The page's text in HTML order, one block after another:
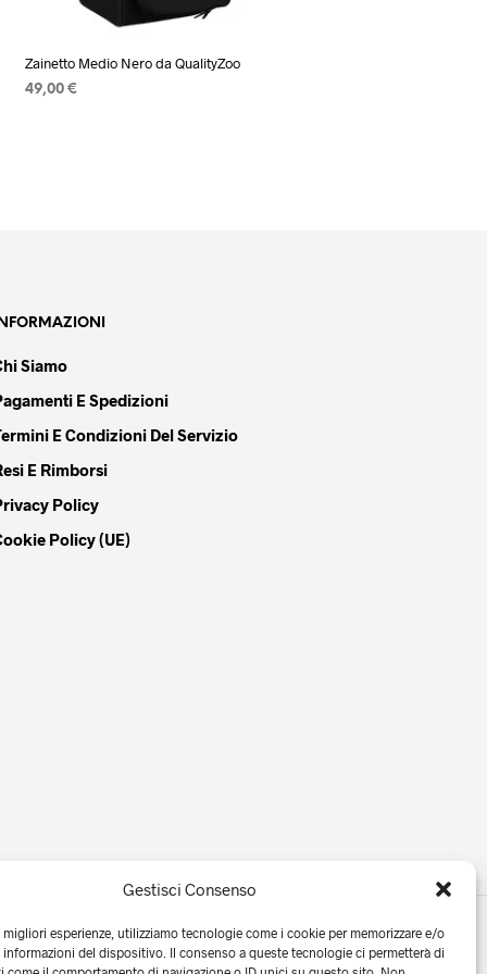
Gestisci Consenso
esperienze, utilizziamo tecnologie come i cookie per memorizzare e/o
informazioni del dispositivo. Il consenso a queste tecnologie ci permetterà di
Zainetto Medio Nero da QualityZoo
49,00 €
Siamo
E Spedizioni
E Condizioni Del Servizio
E Rimborsi
Policy
Policy (UE)